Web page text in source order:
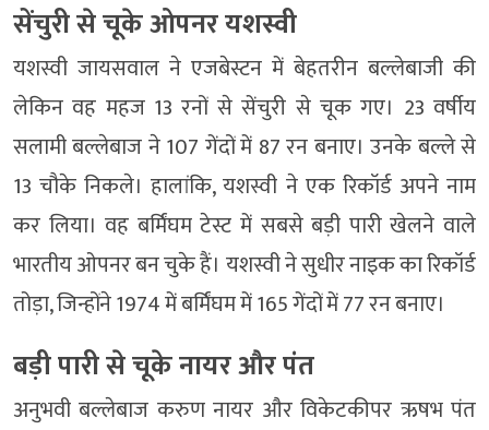
सेंचुरी से चूके ओपनर यशस्वी
यशस्वी जायसवाल ने एजबेस्टन में बेहतरीन बल्लेबाजी की
लेकिन वह महज 13 रनों से सेंचुरी से चूक गए। 23 वर्षीय
सलामी बल्लेबाज ने 107 गेंदों में 87 रन बनाए। उनके बल्ले से
13 चौके निकले। हालांकि, यशस्वी ने एक रिकॉर्ड अपने नाम
कर लिया। वह बर्मिंघम टेस्ट में सबसे बड़ी पारी खेलने वाले
भारतीय ओपनर बन चुके हैं। यशस्वी ने सुधीर नाइक का रिकॉर्ड
तोड़ा, जिन्होंने 1974 में बर्मिंघम में 165 गेंदों में 77 रन बनाए।
बड़ी पारी से चूके नायर और पंत
अनुभवी बल्लेबाज करुण नायर और विकेटकीपर ऋषभ पंत